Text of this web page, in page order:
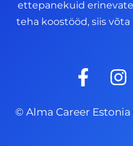
ettepanekuid
teha koostööd, siis
F
a
e
I
n
s
t
© Alma Career Estonia